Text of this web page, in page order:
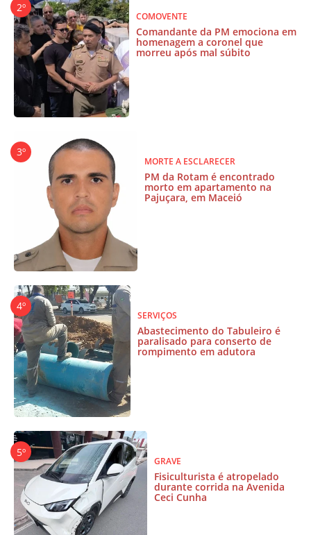
COMOVENTE
Comandante da PM emociona em
homenagem a coronel que
morreu após mal súbito
MORTE A ESCLARECER
PM da Rotam é encontrado
morto em apartamento na
Pajuçara, em Maceió
SERVIÇOS
Abastecimento do Tabuleiro é
paralisado para conserto de
rompimento em adutora
GRAVE
Fisiculturista é atropelado
durante corrida na Avenida
Ceci Cunha